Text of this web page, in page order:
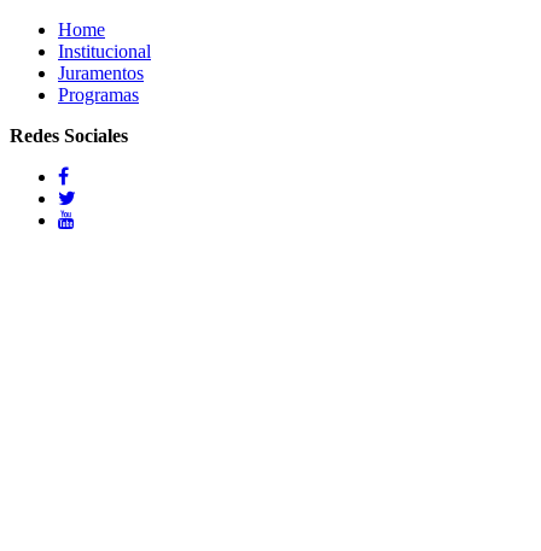
Home
Institucional
Juramentos
Programas
Redes Sociales